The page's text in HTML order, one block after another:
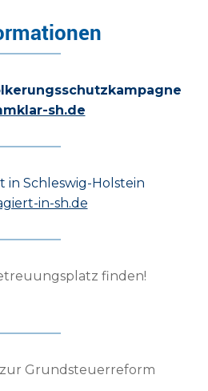
sh.de
in Schleswig-Holstein
in-sh.de
finden!
Grundsteuerreform